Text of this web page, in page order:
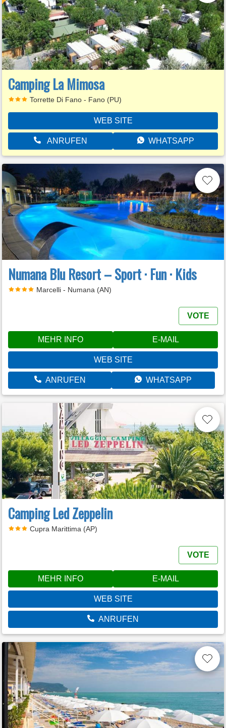
Camping La Mimosa
Torrette Di Fano - Fano (PU)
WEB SITE
ANRUFEN WHATSAPP
Numana Blu Resort – Sport · Fun · Kids
Marcelli - Numana (AN)
VOTE
MEHR INFO E-MAIL
WEB SITE
ANRUFEN WHATSAPP
Camping Led Zeppelin
Cupra Marittima (AP)
VOTE
MEHR INFO E-MAIL
WEB SITE
ANRUFEN